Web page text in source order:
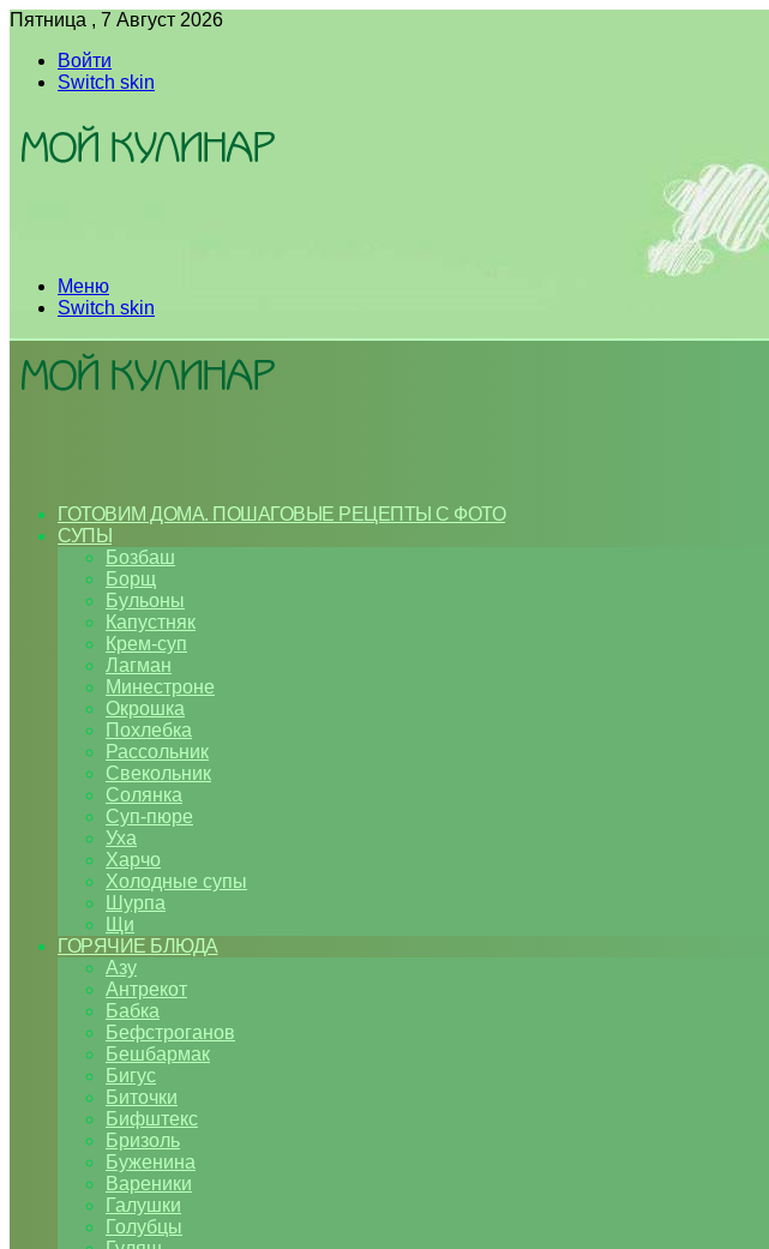
Пятница , 7 Август 2026
Войти
Switch skin
Меню
Switch skin
ГОТОВИМ ДОМА. ПОШАГОВЫЕ РЕЦЕПТЫ С ФОТО
СУПЫ
Бозбаш
Борщ
Бульоны
Капустняк
Крем-суп
Лагман
Минестроне
Окрошка
Похлебка
Рассольник
Свекольник
Солянка
Суп-пюре
Уха
Харчо
Холодные супы
Шурпа
Щи
ГОРЯЧИЕ БЛЮДА
Азу
Антрекот
Бабка
Бефстроганов
Бешбармак
Бигус
Биточки
Бифштекс
Бризоль
Буженина
Вареники
Галушки
Голубцы